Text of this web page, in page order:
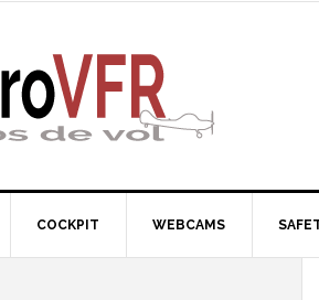
COCKPIT WEBCAMS